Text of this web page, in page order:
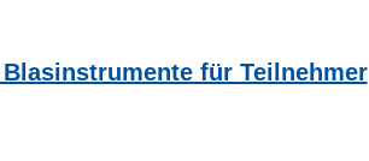
für Teilnehmer